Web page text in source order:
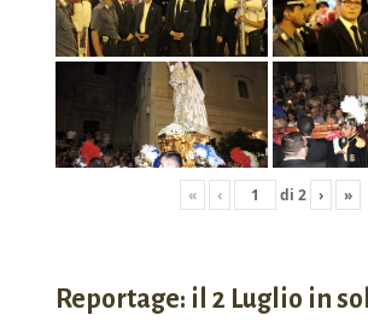
« ‹ di 2 › »
Reportage: il 2 Luglio in